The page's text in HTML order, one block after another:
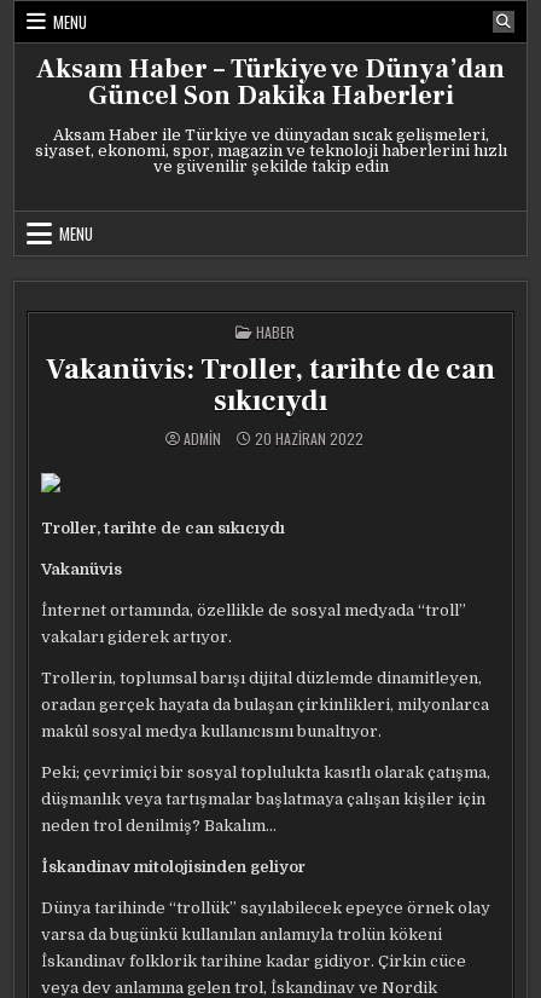
Skip
content
MENU
Aksam Haber – Türkiye ve Dünya’dan
Güncel Son Dakika Haberleri
Aksam Haber ile Türkiye ve dünyadan sıcak gelişmeleri,
siyaset, ekonomi, spor, magazin ve teknoloji haberlerini hızlı
ve güvenilir şekilde takip edin
MENU
POSTED
IN
HABER
Vakanüvis: Troller, tarihte de can
sıkıcıydı
ADMIN 20 HAZIRAN 2022
Troller, tarihte de can sıkıcıydı
Vakanüvis
İnternet ortamında, özellikle de sosyal medyada “troll”
vakaları giderek artıyor.
Trollerin, toplumsal barışı dijital düzlemde dinamitleyen,
oradan gerçek hayata da bulaşan çirkinlikleri, milyonlarca
makûl sosyal medya kullanıcısını bunaltıyor.
Peki; çevrimiçi bir sosyal toplulukta kasıtlı olarak çatışma,
düşmanlık veya tartışmalar başlatmaya çalışan kişiler için
neden trol denilmiş? Bakalım…
İskandinav mitolojisinden geliyor
Dünya tarihinde “trollük” sayılabilecek epeyce örnek olay
varsa da bugünkü kullanılan anlamıyla trolün kökeni
İskandinav folklorik tarihine kadar gidiyor. Çirkin cüce
veya dev anlamına gelen trol, İskandinav ve Nordik